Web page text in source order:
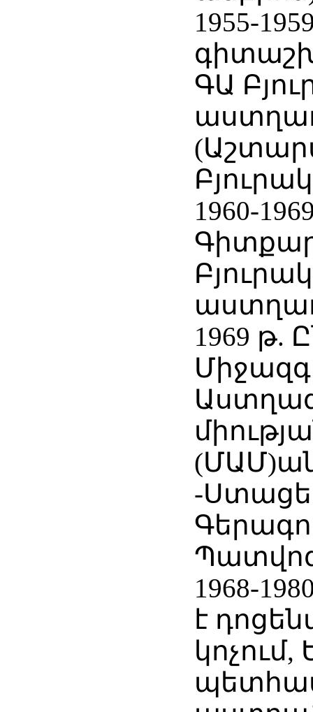
1955-
ԳԱ
1960-
1969 թ.
-
1968-
է